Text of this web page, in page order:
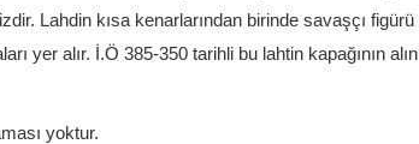
Lahdin kısa kenarlarından birinde savaşçı figürü
yer alır. İ.Ö 385-350 tarihli bu lahtin kapağının alın
yoktur.